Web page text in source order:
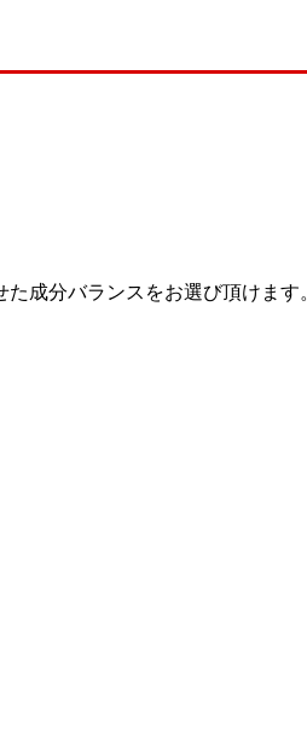
成分バランスをお選び頂けます。